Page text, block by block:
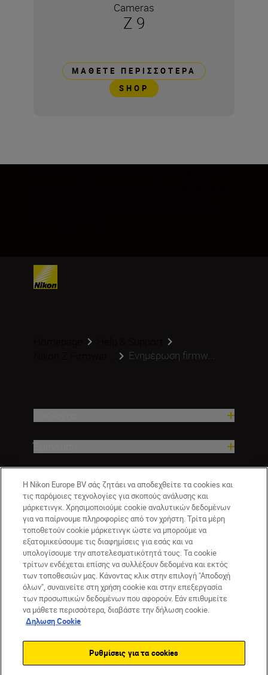
Cameras
Z 9
ΜΆΘΕΤΕ ΠΕΡΙΣΣΌΤΕΡΑ
SHOP
Ενημέρωση firmw...
Εταιρεία
CY(gr) Nikon Sites
Επικοινωνήστε μαζί μας
Δήλωση περί απορρήτου
Δήλωση cookie
Ρυθμίσεις cookie
Η Nikon Europe BV σάς ζητάει να αποδεχθείτε τα cookies και
τις παρόμοιες τεχνολογίες για σκοπούς ανάλυσης και
μάρκετινγκ. Χρησιμοποιούμε cookie αναλυτικών δεδομένων
για να παίρνουμε πληροφορίες από τον χρήστη. Τρίτα μέρη
τοποθετούν cookie μάρκετινγκ ώστε να μπορούμε να
εξατομικεύσουμε τις διαφημίσεις για εσάς και να
υπολογίσουμε την αποτελεσματικότητά τους. Τα cookie
τρίτων ενδέχεται επίσης να συλλέξουν δεδομένα και εκτός
των τοποθεσιών μας. Κάνοντας κλικ στην επιλογή "Αποδοχή
όλων", συναινείτε στη χρήση cookie και στην επεξεργασία
των προσωπικών δεδομένων που αφορούν. Εάν επιθυμείτε
να μάθετε περισσότερα, διαβάστε την δήλωση cookie.
Δηλωση Cookie
Ρυθμίσεις για τα cookies